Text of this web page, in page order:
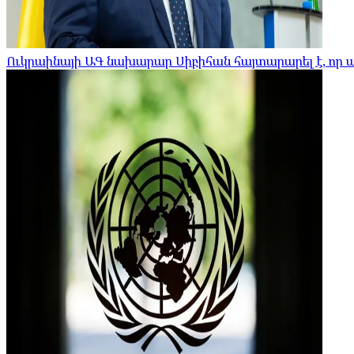
Ուկրաինայի ԱԳ նախարար Սիբիհան հայտարարել է, որ